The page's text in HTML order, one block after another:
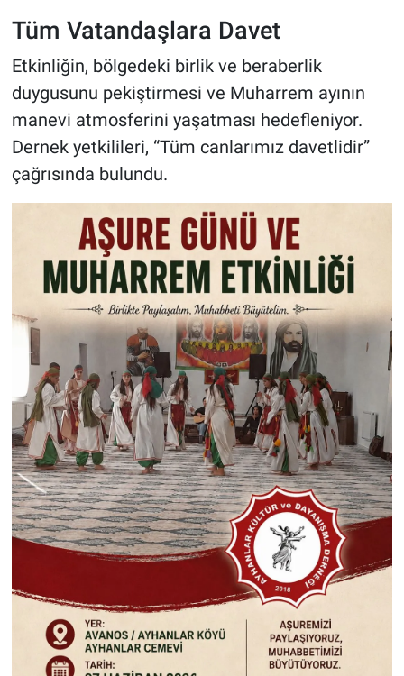
Tüm Vatandaşlara Davet
Etkinliğin, bölgedeki birlik ve beraberlik
duygusunu pekiştirmesi ve Muharrem ayının
manevi atmosferini yaşatması hedefleniyor.
Dernek yetkilileri, “Tüm canlarımız davetlidir”
çağrısında bulundu.